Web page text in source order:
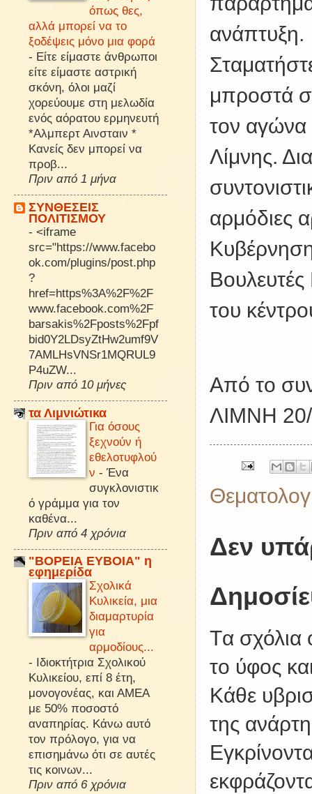
ανάπτυξη.
μπροστά
τον αγώνα
Λίμνης.
αρμόδιες
του
Από το
ΛΙΜΝΗ
Δεν
Tα σχόλια
το ύφος
Kάθε
της
όπως θες,
αλλά μπορεί να το
ξοδέψεις μόνο μια φορά
- Είτε είμαστε άνθρωποι
είτε είμαστε αστρική
σκόνη, όλοι μαζί
χορεύουμε στη μελωδία
ενός αόρατου ερμηνευτή
*Αλμπερτ Αινσταιν *
Κανείς δεν μπορεί να
προβ...
Πριν από 1 μήνα
ΣΥΝΘΕΣΕΙΣ
ΠΟΛΙΤΙΣΜΟΥ
- <iframe
src="https://www.facebo
ok.com/plugins/post.php
?
href=https%3A%2F%2F
www.facebook.com%2F
barsakis%2Fposts%2Fpf
bid0Y2LDsyZtHw2umf9V
7AMLHsVNSr1MQRUL9
P4uZW...
Πριν από 10 μήνες
τα Λιμνιώτικα
Για όσους
ξεχνούν ή
εθελοτυφλού
ν - Ένα
συγκλονιστικ
ό γράμμα για τον
καθένα...
Πριν από 4 χρόνια
"ΒΟΡΕΙΑ ΕΥΒΟΙΑ" η
εφημερίδα
Σχολικά
Κυλικεία, μια
διαμαρτυρία
για
αρμοδίους...
- Ιδιοκτήτρια Σχολικού
Κυλικείου, επί 8 έτη,
μονογονέας, και ΑΜΕΑ
με 50% ποσοστό
αναπηρίας. Κάνω αυτό
τον πρόλογο, για να
επισημάνω ότι σε αυτές
τις κοινων...
Πριν από 6 χρόνια